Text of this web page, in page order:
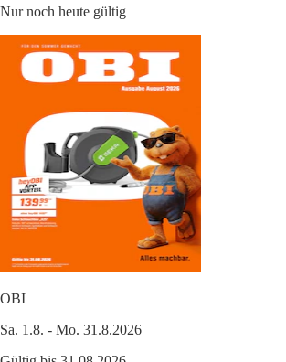
Nur noch heute gültig
OBI
Sa. 1.8. - Mo. 31.8.2026